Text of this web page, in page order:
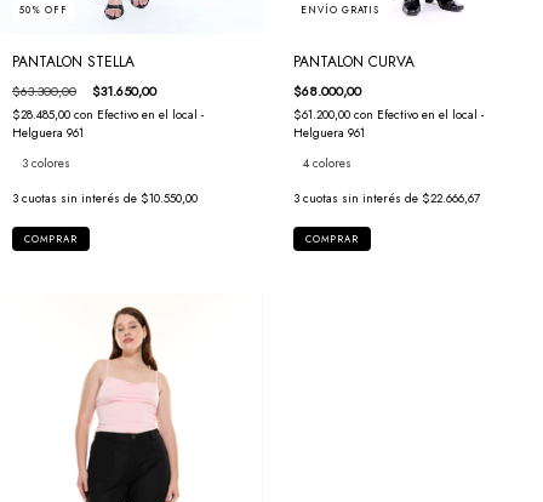
50% OFF
PANTALON STELLA
$63.300,00 $31.650,00
$28.485,00 con Efectivo en el local -
Helguera 961
3 colores
3 cuotas sin interés de $10.550,00
COMPRAR
ENVÍO GRATIS
PANTALON CURVA
$68.000,00
$61.200,00 con Efectivo en el local -
Helguera 961
4 colores
3 cuotas sin interés de $22.666,67
COMPRAR